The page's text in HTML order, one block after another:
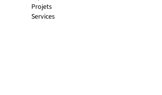
Projets
Services